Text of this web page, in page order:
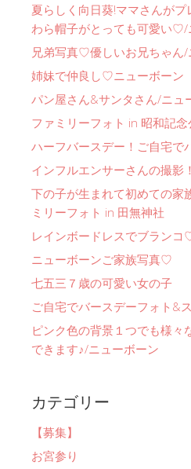
夏らしく向日葵!ママさんが
わら帽子がとっても可愛い♡/
兄弟写真♡優しいお兄ちゃん/
姉妹で仲良し♡ニューボーン
パン屋さん&サンタさん/ニュ
ファミリーフォト in 昭和記念
ハーフバースデー！ご自宅
インフルエンサーさんの撮影！
下の子が生まれて初めての
ミリーフォト in 田無神社
レインボードレスでブラン
ニューボーンご家族写真♡
七五三７歳の可愛い女の子
ご自宅でバースデーフォト&
ピンク色の背景１つでも様々
できます♪/ニューボーン
カテゴリー
【募集】
お宮参り